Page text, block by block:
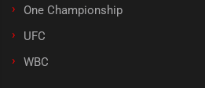
One Championship
UFC
WBC